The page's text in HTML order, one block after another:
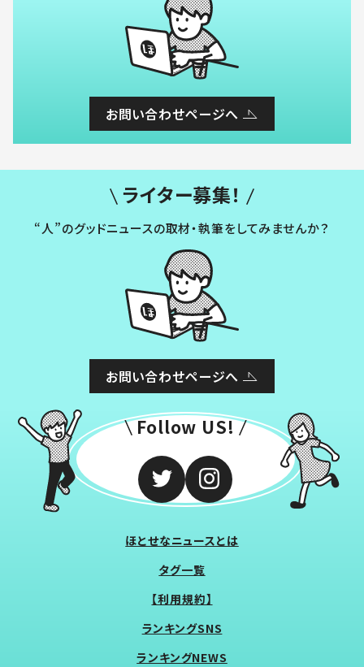
お問い合わせページへ
ライター募集！
“人”のグッドニュースの取材・執筆をしてみませんか？
お問い合わせページへ
Follow US!
ほとせなニュースとは
タグ一覧
【利用規約】
ランキングSNS
ランキングNEWS